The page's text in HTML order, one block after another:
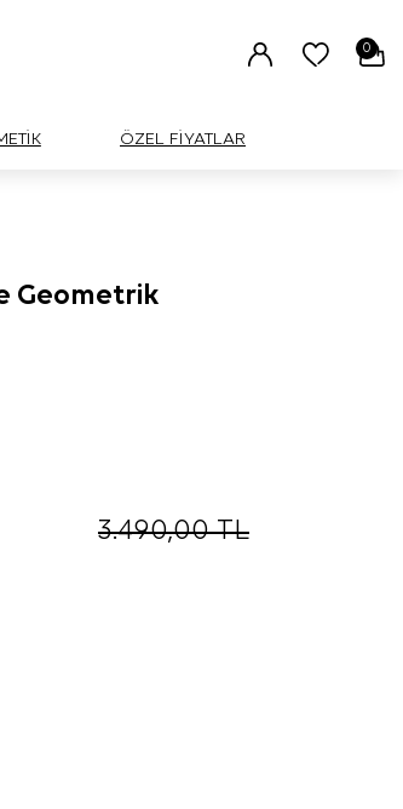
0
ÖZEL FİYATLAR
Geometrik
3.490,00TL